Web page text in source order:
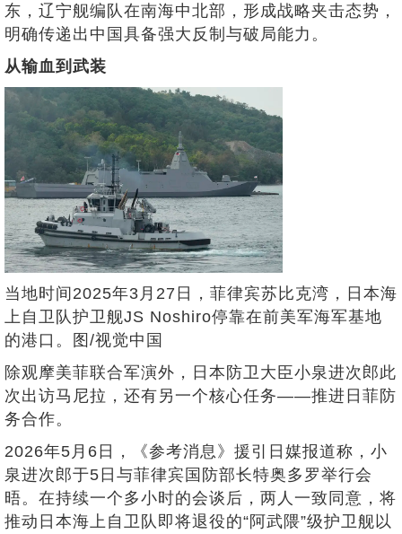
东，辽宁舰编队在南海中北部，形成战略夹击态势，
明确传递出中国具备强大反制与破局能力。
从输血到武装
当地时间2025年3月27日，菲律宾苏比克湾，日本海
上自卫队护卫舰JS Noshiro停靠在前美军海军基地
的港口。图/视觉中国
除观摩美菲联合军演外，日本防卫大臣小泉进次郎此
次出访马尼拉，还有另一个核心任务——推进日菲防
务合作。
2026年5月6日，《参考消息》援引日媒报道称，小
泉进次郎于5日与菲律宾国防部长特奥多罗举行会
晤。在持续一个多小时的会谈后，两人一致同意，将
推动日本海上自卫队即将退役的“阿武隈”级护卫舰以